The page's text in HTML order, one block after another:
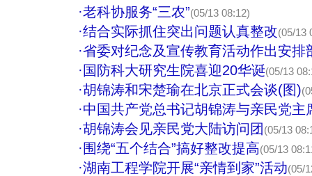
·老科协服务“三农”(05/13 08:12)
·结合实际抓住突出问题认真整改(05/13
·省委对纪念及宣传教育活动作出安排
·国防科大研究生院喜迎20华诞(05/13
·胡锦涛和宋楚瑜在北京正式会谈(图)
·中国共产党总书记胡锦涛与亲民党主
·胡锦涛会见亲民党大陆访问团(05/13
·围绕“五个结合”搞好整改提高(05/13
·湖南工程学院开展“亲情到家”活动(05/